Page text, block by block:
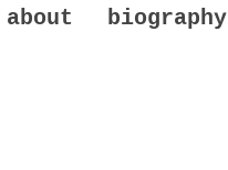
about biography